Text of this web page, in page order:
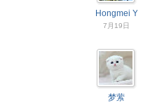
Hongmei Yu
7月19日
梦萦